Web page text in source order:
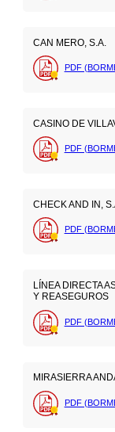
CAN MERO, S.A.
PDF
CASINO DE
PDF
CHECK AND IN,
PDF
LÍNEA DIRECTA
Y REASEGUROS
PDF
MIRASIERRA
PDF